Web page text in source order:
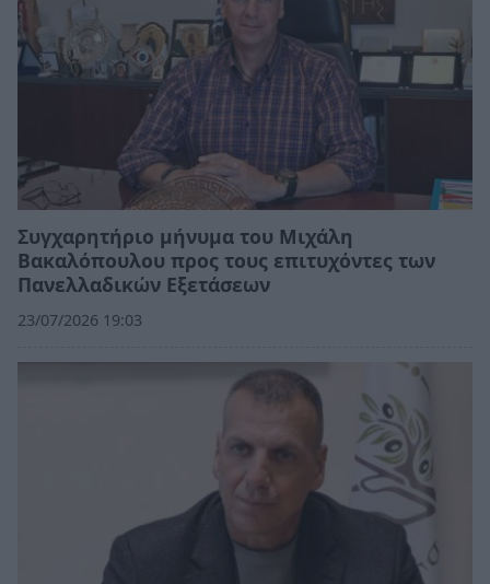
Συγχαρητήριο μήνυμα του Μιχάλη
Βακαλόπουλου προς τους επιτυχόντες των
Πανελλαδικών Εξετάσεων
23/07/2026 19:03